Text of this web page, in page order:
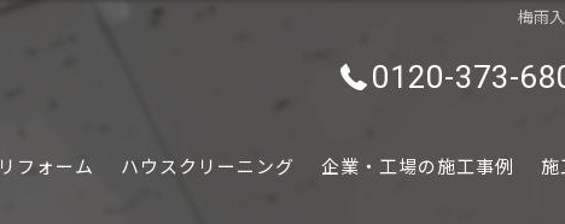
梅雨
0120-373-
リフォーム ハウスクリーニング 企業・工場の施工事例 施